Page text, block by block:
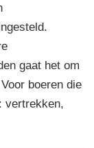
gaat het om
boeren die
vertrekken,